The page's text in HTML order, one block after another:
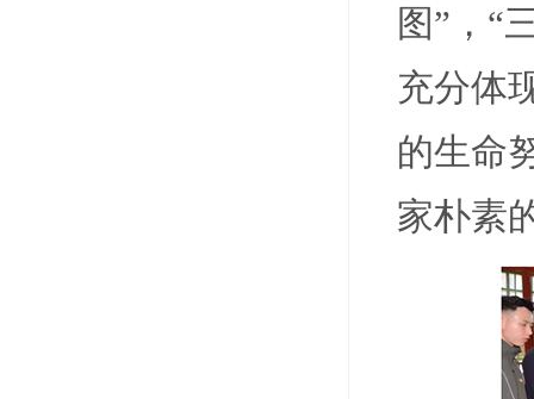
图 ”，“
充分体
的生命
家朴素